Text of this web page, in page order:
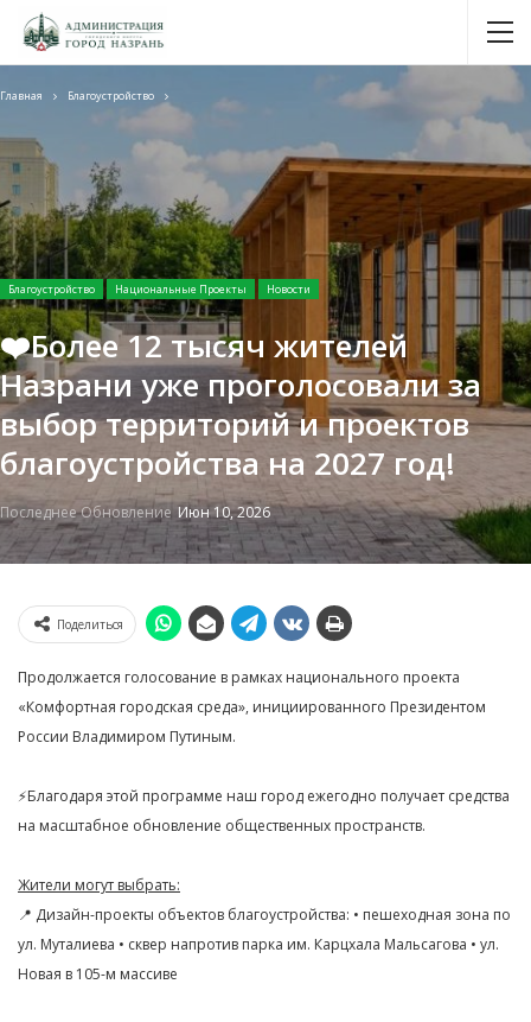
Главная Благоустройство
Благоустройство Национальные Проекты Новости
❤️Более 12 тысяч жителей
Назрани уже проголосовали за
выбор территорий и проектов
благоустройства на 2027 год!
Последнее Обновление Июн 10, 2026
Поделиться
Продолжается голосование в рамках национального проекта
«Комфортная городская среда», инициированного Президентом
России Владимиром Путиным.
⚡️Благодаря этой программе наш город ежегодно получает средства
на масштабное обновление общественных пространств.
Жители могут выбрать:
📍 Дизайн-проекты объектов благоустройства: • пешеходная зона по
ул. Муталиева • сквер напротив парка им. Карцхала Мальсагова • ул.
Новая в 105-м массиве